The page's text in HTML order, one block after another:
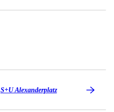
S+U Alexanderplatz